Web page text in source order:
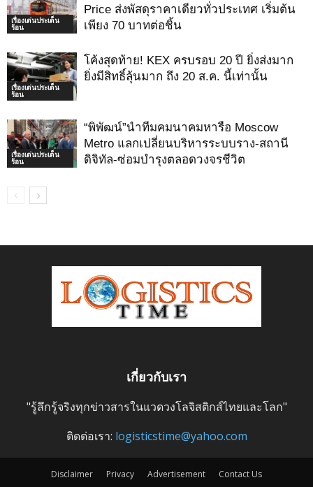
เรื่องเด่นประเด็น
ร้อน
Price ส่งพัสดุราคาเดียวทั่วประเทศ เริ่มต้น
เพียง 70 บาทต่อชิ้น
เรื่องเด่นประเด็น
ร้อน
โค้งสุดท้าย! KEX ครบรอบ 20 ปี ยิ่งส่งมาก
ยิ่งมีสิทธิ์ลุ้นมาก ถึง 20 ส.ค. นี้เท่านั้น
เรื่องเด่นประเด็น
ร้อน
“พิพัฒน์”นำทีมคมนาคมหารือ Moscow
Metro แลกเปลี่ยนบริหารระบบราง-สถานี
ดิจิทัล-ซ่อมบำรุงตลอดวงจรชีวิต
เกี่ยวกับเรา
"รู้ลึกรู้จริงทุกข่าวสารในแวดวงโลจิสติกส์ไทยและโลก"
ติดต่อเรา: logisticstime@yahoo.com
Disclaimer Privacy Advertisement Contact Us